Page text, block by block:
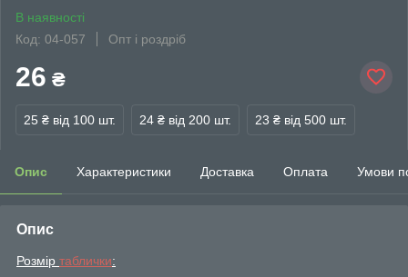
В наявності
Код: 04-057
Опт і роздріб
26 ₴
25 ₴ від 100 шт. 24 ₴ від 200 шт. 23 ₴ від 500 шт.
Опис Характеристики Доставка Оплата Умови
Опис
Розмір таблички: